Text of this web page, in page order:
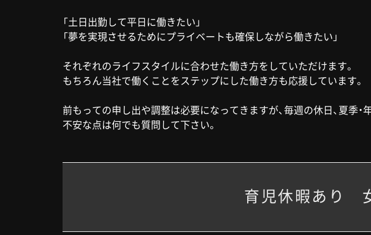
「土日出勤して平日に働きたい」
「夢を実現させるためにプライベートも確保しながら働きたい」
それぞれのライフスタイルに合わせた働き方をしていただけます。
もちろん当社で働くことをステップにした働き方も応援しています。
前もっての申し出や調整は必要になってきますが、毎週の休日、夏季
不安な点は何でも質問して下さい。
育児休暇あり